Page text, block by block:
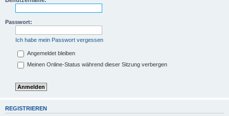
Passwort:
Ich habe mein Passwort vergessen
Angemeldet bleiben
Meinen Online-Status während dieser Sitzung verbergen
REGISTRIEREN